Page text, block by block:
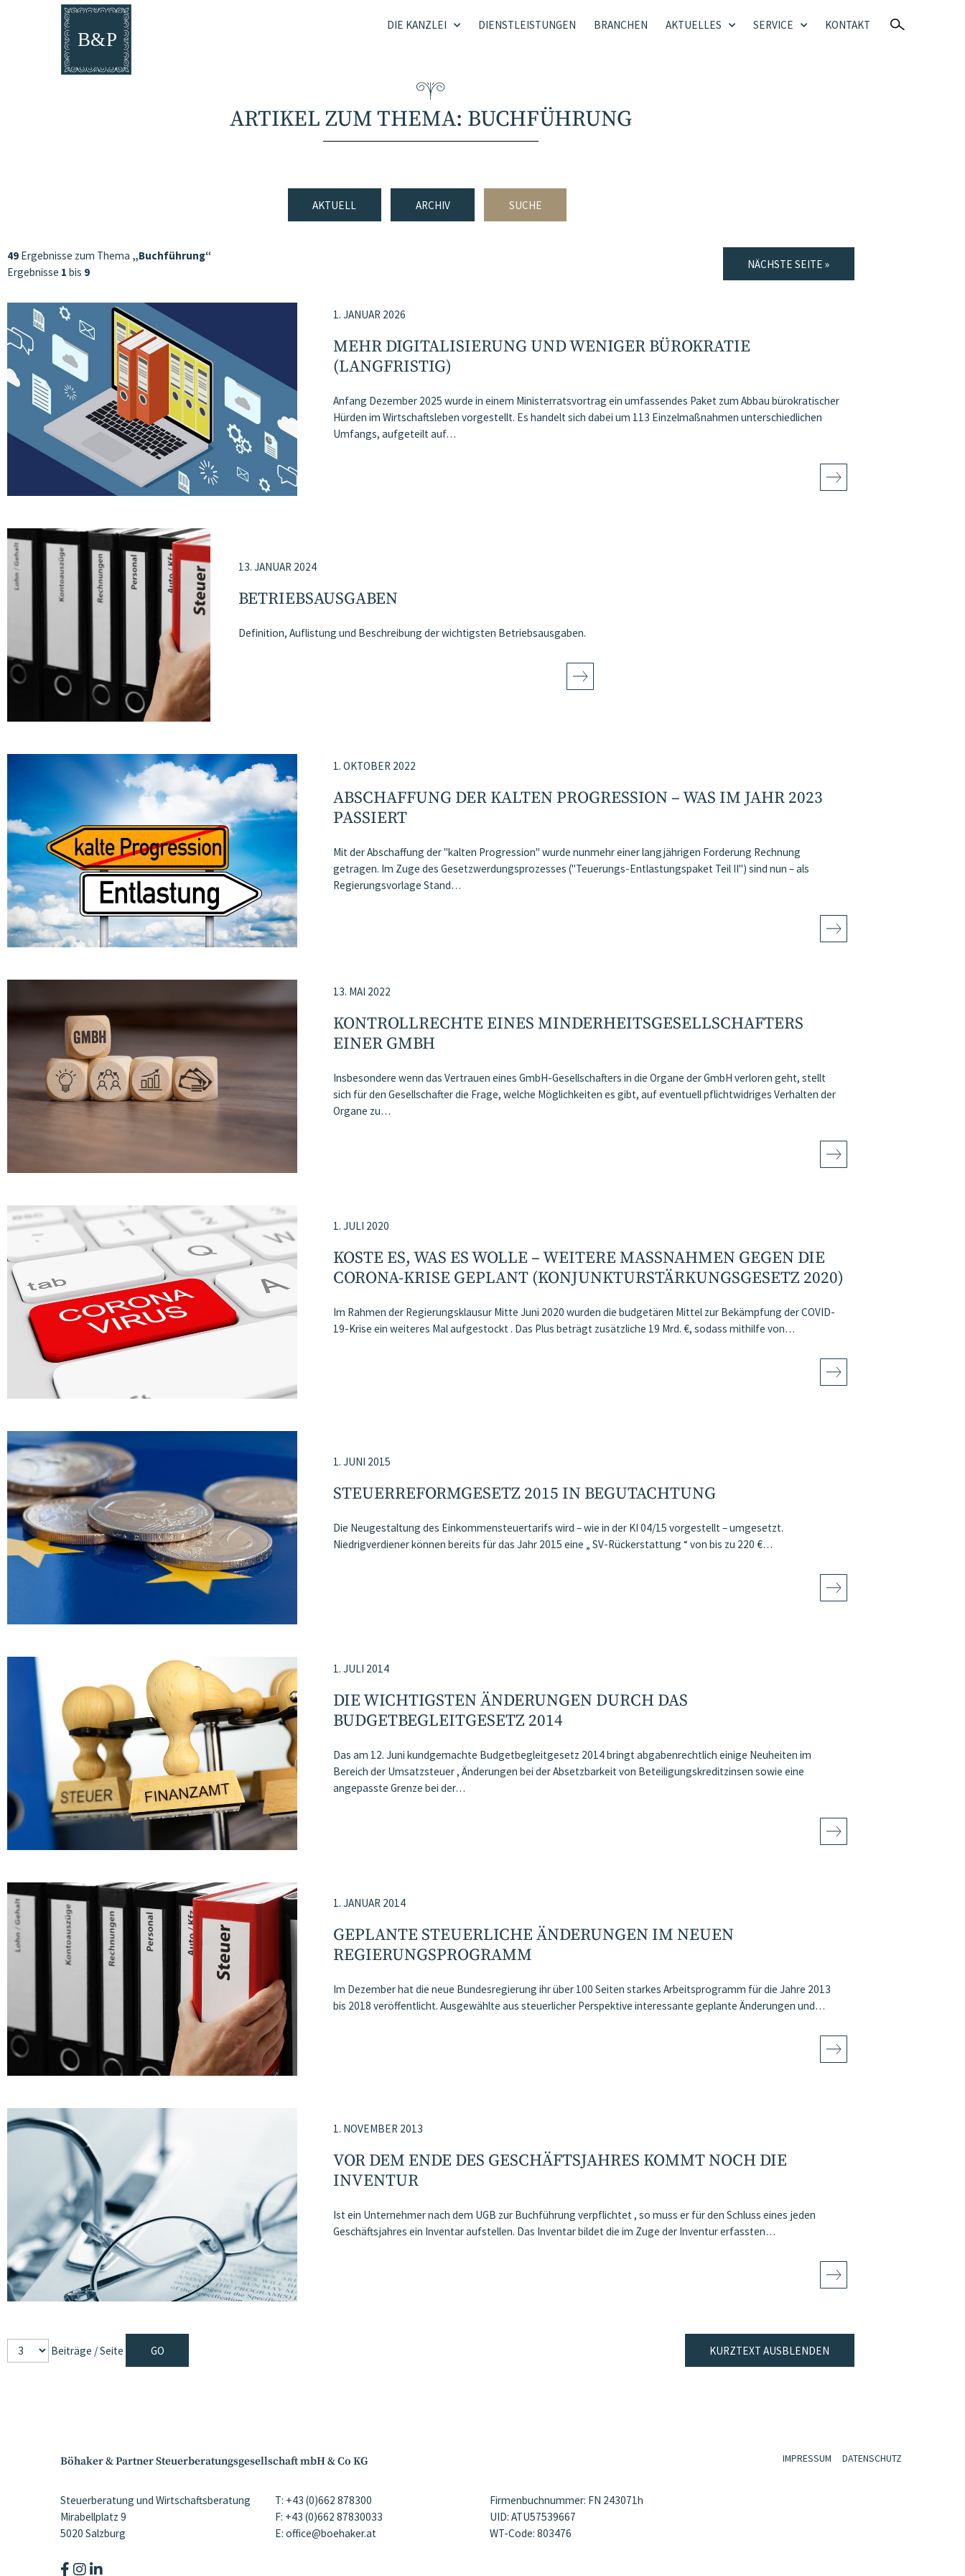
DIE KANZLEI DIENSTLEISTUNGEN BRANCHEN AKTUELLES SERVICE KONTAKT
ARTIKEL ZUM THEMA: BUCHFÜHRUNG
AKTUELL ARCHIV SUCHE
49 Ergebnisse zum Thema „Buchführung“
Ergebnisse 1 bis 9
NÄCHSTE SEITE »
1. JANUAR 2026
MEHR DIGITALISIERUNG UND WENIGER BÜROKRATIE
(LANGFRISTIG)
Anfang Dezember 2025 wurde in einem Ministerratsvortrag ein umfassendes Paket zum Abbau bürokratischer
Hürden im Wirtschaftsleben vorgestellt. Es handelt sich dabei um 113 Einzelmaßnahmen unterschiedlichen
Umfangs, aufgeteilt auf…
13. JANUAR 2024
BETRIEBSAUSGABEN
Definition, Auflistung und Beschreibung der wichtigsten Betriebsausgaben.
1. OKTOBER 2022
ABSCHAFFUNG DER KALTEN PROGRESSION – WAS IM JAHR 2023
PASSIERT
Mit der Abschaffung der "kalten Progression" wurde nunmehr einer langjährigen Forderung Rechnung
getragen. Im Zuge des Gesetzwerdungsprozesses ("Teuerungs-Entlastungspaket Teil II") sind nun – als
Regierungsvorlage Stand…
13. MAI 2022
KONTROLLRECHTE EINES MINDERHEITSGESELLSCHAFTERS
EINER GMBH
Insbesondere wenn das Vertrauen eines GmbH-Gesellschafters in die Organe der GmbH verloren geht, stellt
sich für den Gesellschafter die Frage, welche Möglichkeiten es gibt, auf eventuell pflichtwidriges Verhalten der
Organe zu…
1. JULI 2020
KOSTE ES, WAS ES WOLLE – WEITERE MASSNAHMEN GEGEN DIE C
ORONA-KRISE GEPLANT (KONJUNKTURSTÄRKUNGSGESETZ 2020)
Im Rahmen der Regierungsklausur Mitte Juni 2020 wurden die budgetären Mittel zur Bekämpfung der COVID-
19-Krise ein weiteres Mal aufgestockt . Das Plus beträgt zusätzliche 19 Mrd. €, sodass mithilfe von…
1. JUNI 2015
STEUERREFORMGESETZ 2015 IN BEGUTACHTUNG
Die Neugestaltung des Einkommensteuertarifs wird – wie in der KI 04/15 vorgestellt – umgesetzt.
Niedrigverdiener können bereits für das Jahr 2015 eine „ SV-Rückerstattung “ von bis zu 220 €…
1. JULI 2014
DIE WICHTIGSTEN ÄNDERUNGEN DURCH DAS
BUDGETBEGLEITGESETZ 2014
Das am 12. Juni kundgemachte Budgetbegleitgesetz 2014 bringt abgabenrechtlich einige Neuheiten im
Bereich der Umsatzsteuer , Änderungen bei der Absetzbarkeit von Beteiligungskreditzinsen sowie eine
angepasste Grenze bei der…
1. JANUAR 2014
GEPLANTE STEUERLICHE ÄNDERUNGEN IM NEUEN
REGIERUNGSPROGRAMM
Im Dezember hat die neue Bundesregierung ihr über 100 Seiten starkes Arbeitsprogramm für die Jahre 2013
bis 2018 veröffentlicht. Ausgewählte aus steuerlicher Perspektive interessante geplante Änderungen und…
1. NOVEMBER 2013
VOR DEM ENDE DES GESCHÄFTSJAHRES KOMMT NOCH DIE
INVENTUR
Ist ein Unternehmer nach dem UGB zur Buchführung verpflichtet , so muss er für den Schluss eines jeden
Geschäftsjahres ein Inventar aufstellen. Das Inventar bildet die im Zuge der Inventur erfassten…
Beiträge / Seite KURZTEXT AUSBLENDEN
Böhaker & Partner Steuerberatungsgesellschaft mbH & Co KG
Steuerberatung und Wirtschaftsberatung
Mirabellplatz 9
5020 Salzburg
T: +43 (0)662 878300
F: +43 (0)662 87830033
E: office@boehaker.at
Firmenbuchnummer: FN 243071h
UID: ATU57539667
WT-Code: 803476
IMPRESSUM DATENSCHUTZ